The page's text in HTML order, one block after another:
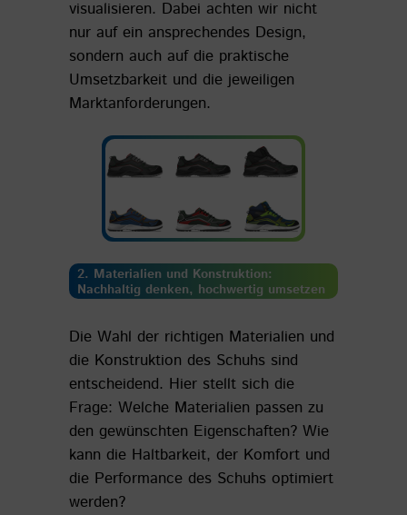
visualisieren. Dabei achten wir nicht
nur auf ein ansprechendes Design,
sondern auch auf die praktische
Umsetzbarkeit und die jeweiligen
Marktanforderungen.
2. Materialien und Konstruktion:
Nachhaltig denken, hochwertig umsetzen
Die Wahl der richtigen Materialien und
die Konstruktion des Schuhs sind
entscheidend. Hier stellt sich die
Frage: Welche Materialien passen zu
den gewünschten Eigenschaften? Wie
kann die Haltbarkeit, der Komfort und
die Performance des Schuhs optimiert
werden?